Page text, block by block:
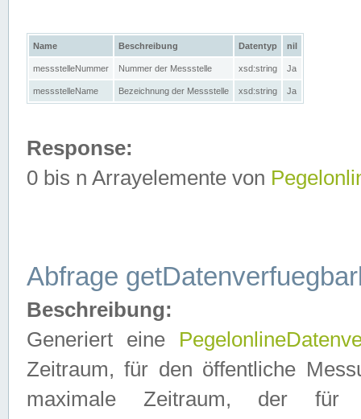
Name Beschreibung Datentyp nil
messstelleNummer Nummer der Messstelle xsd:string Ja
messstelleName Bezeichnung der Messstelle xsd:string Ja
Response:
0 bis n Arrayelemente von
Abfrage
Beschreibung:
Generiert eine
Zeitraum, für den öffentliche
maximale Zeitraum, der